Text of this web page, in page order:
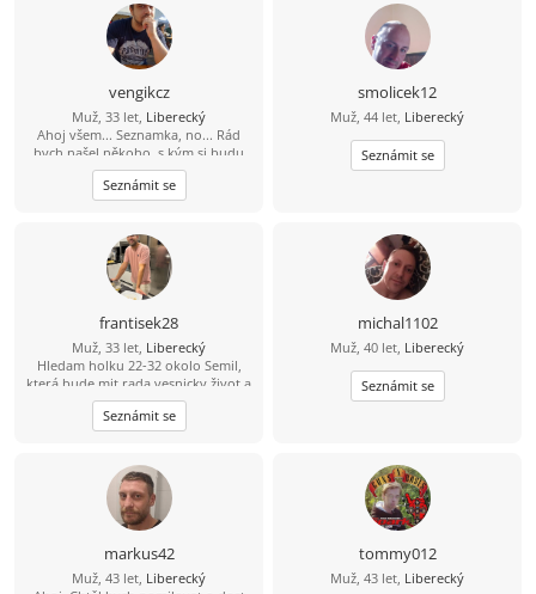
klid a pomalý život. Hledám něco do
čeho rád naliju zbylé roky života, ne
jednodenní romanci. Když mi řekneš
že dáváš na čaj a pak si pustíme dvě
věže máš vyhráno :D
vengikcz
Muž, 33 let, Liberecký
Ahoj všem... Seznamka, no... Rád
bych našel někoho, s kým si budu
rozumět a hlavně bych byl rád,
kdyby v tom byla i důvěra, tu mám
teĎ podkopanou asi nejvíce... :)
Seznámit se
smolicek12
Muž, 44 let, Liberecký
Seznámit se
frantisek28
Muž, 33 let, Liberecký
Hledam holku 22-32 okolo Semil,
která bude mit rada vesnicky život a
zaroven mezinarodni (jazyky, atd)
upřijmná, loajalni a bezdětna ktery
bude chtit časem založit rodinu.
moře a pomerne vsechno co život
nabizí.
Seznámit se
michal1102
Muž, 40 let, Liberecký
Seznámit se
markus42
Muž, 43 let, Liberecký
tommy012
Muž, 43 let, Liberecký